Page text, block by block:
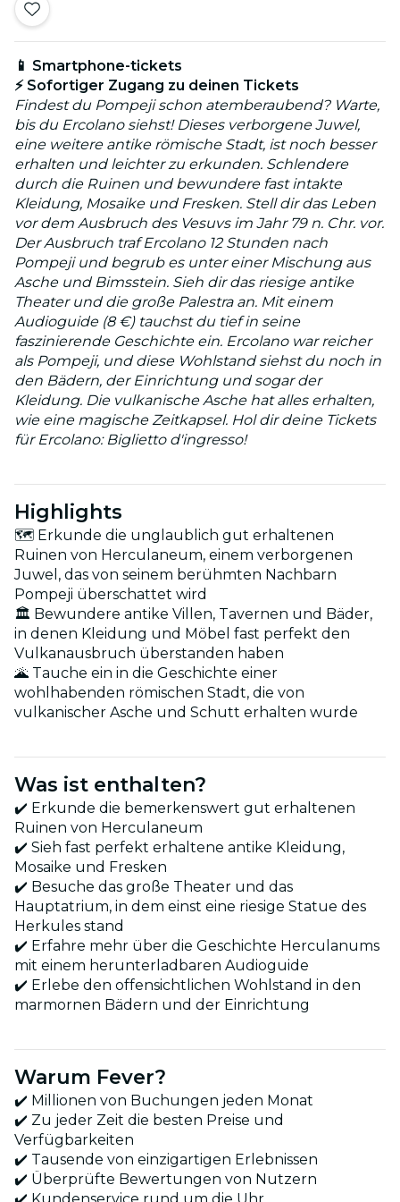
📱 Smartphone-tickets
⚡ Sofortiger Zugang zu deinen Tickets
Findest du Pompeji schon atemberaubend? Warte,
bis du Ercolano siehst! Dieses verborgene Juwel,
eine weitere antike römische Stadt, ist noch besser
erhalten und leichter zu erkunden. Schlendere
durch die Ruinen und bewundere fast intakte
Kleidung, Mosaike und Fresken. Stell dir das Leben
vor dem Ausbruch des Vesuvs im Jahr 79 n. Chr. vor.
Der Ausbruch traf Ercolano 12 Stunden nach
Pompeji und begrub es unter einer Mischung aus
Asche und Bimsstein. Sieh dir das riesige antike
Theater und die große Palestra an. Mit einem
Audioguide (8 €) tauchst du tief in seine
faszinierende Geschichte ein. Ercolano war reicher
als Pompeji, und diese Wohlstand siehst du noch in
den Bädern, der Einrichtung und sogar der
Kleidung. Die vulkanische Asche hat alles erhalten,
wie eine magische Zeitkapsel. Hol dir deine Tickets
für Ercolano: Biglietto d'ingresso!
Highlights
🗺️ Erkunde die unglaublich gut erhaltenen
Ruinen von Herculaneum, einem verborgenen
Juwel, das von seinem berühmten Nachbarn
Pompeji überschattet wird
🏛️ Bewundere antike Villen, Tavernen und Bäder,
in denen Kleidung und Möbel fast perfekt den
Vulkanausbruch überstanden haben
🌋 Tauche ein in die Geschichte einer
wohlhabenden römischen Stadt, die von
vulkanischer Asche und Schutt erhalten wurde
Was ist enthalten?
✔️ Erkunde die bemerkenswert gut erhaltenen
Ruinen von Herculaneum
✔️ Sieh fast perfekt erhaltene antike Kleidung,
Mosaike und Fresken
✔️ Besuche das große Theater und das
Hauptatrium, in dem einst eine riesige Statue des
Herkules stand
✔️ Erfahre mehr über die Geschichte Herculanums
mit einem herunterladbaren Audioguide
✔️ Erlebe den offensichtlichen Wohlstand in den
marmornen Bädern und der Einrichtung
Warum Fever?
✔️ Millionen von Buchungen jeden Monat
✔️ Zu jeder Zeit die besten Preise und
Verfügbarkeiten
✔️ Tausende von einzigartigen Erlebnissen
✔️ Überprüfte Bewertungen von Nutzern
✔️ Kundenservice rund um die Uhr